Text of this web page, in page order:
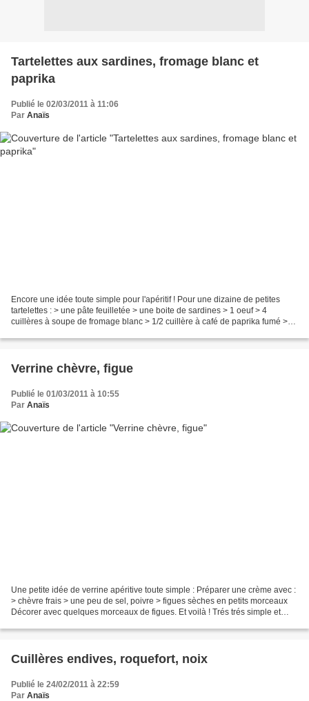
Tartelettes aux sardines, fromage blanc et
paprika
Publié le 02/03/2011 à 11:06
Par Anaïs
Encore une idée toute simple pour l'apéritif ! Pour une dizaine de petites
tartelettes : > une pâte feuilletée > une boite de sardines > 1 oeuf > 4
cuillères à soupe de fromage blanc > 1/2 cuillère à café de paprika fumé >
Verrine chèvre, figue
Publié le 01/03/2011 à 10:55
Par Anaïs
Une petite idée de verrine apéritive toute simple : Préparer une crème avec :
> chèvre frais > une peu de sel, poivre > figues sèches en petits morceaux
Décorer avec quelques morceaux de figues. Et voilà ! Trés trés simple et
Cuillères endives, roquefort, noix
Publié le 24/02/2011 à 22:59
Par Anaïs